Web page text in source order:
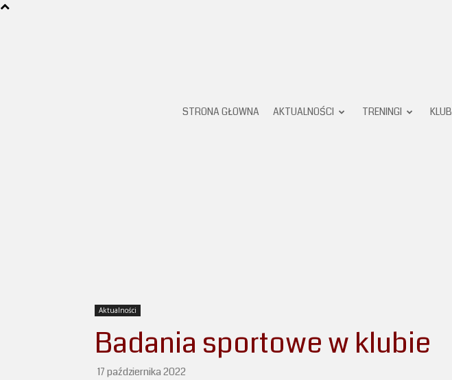
STRONA GŁOWNA AKTUALNOŚCI TRENINGI KLUB
Aktualności
Badania sportowe w klubie
17 października 2022